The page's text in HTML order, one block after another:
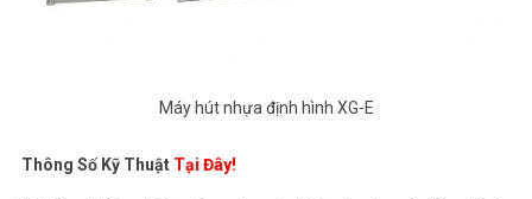
Máy hút nhựa định hình XG-E
Thông Số Kỹ Thuật Tại Đây!